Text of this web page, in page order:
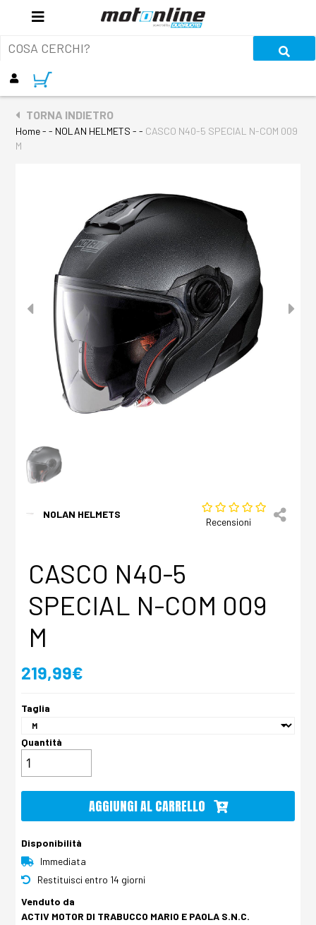
TORNA INDIETRO
Home- - NOLAN HELMETS - - CASCO N40-5 SPECIAL N-COM 009
M
NOLAN HELMETS
Recensioni
CASCO N40-5
SPECIAL N-COM 009
M
219,99€
Taglia
Quantità
AGGIUNGI AL CARRELLO
Disponibilità
Immediata
Restituisci entro 14 giorni
Venduto da
ACTIV MOTOR DI TRABUCCO MARIO E PAOLA S.N.C.